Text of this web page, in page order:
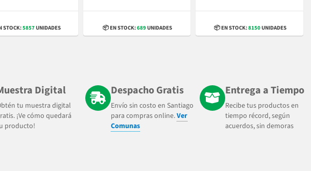
STOCK:5857UNIDADES 📦 EN STOCK:689UNIDADES 📦 EN STOCK:8150UNIDADES
Digital
tu muestra digital
¡Ve cómo quedará
producto!
Despacho Gratis
Envío sin costo en Santiago
para compras online.Ver
Comunas
Entrega a Tiempo
Recibe tus productos en
tiempo récord, según
acuerdos, sin demoras